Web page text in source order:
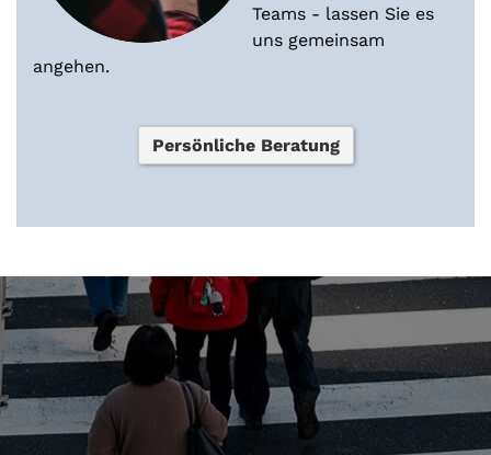
Teams - lassen Sie es
uns gemeinsam
angehen.
Persönliche Beratung